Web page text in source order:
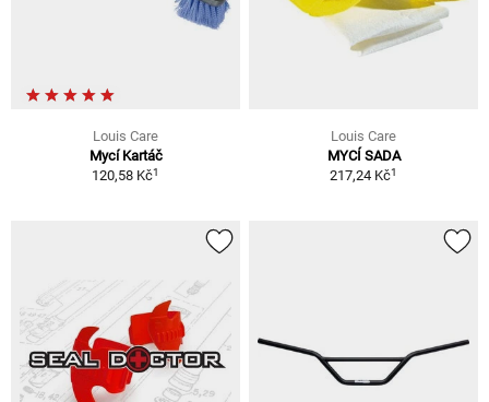
Louis Care
Mycí Kartáč
120,58 Kč1
Louis Care
MYCÍ SADA
217,24 Kč1